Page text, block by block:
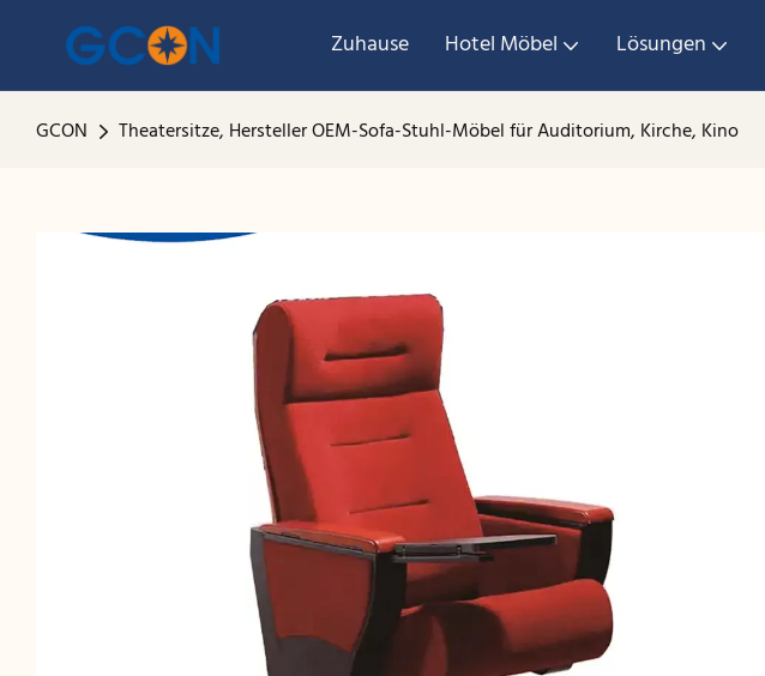
Zuhause Hotel Möbel Lösungen
GCON Theatersitze, Hersteller OEM-Sofa-Stuhl-Möbel für Auditorium, Kirche, Kino